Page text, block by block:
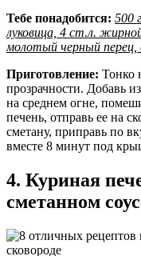
Тебе понадобится: 500
луковица, 4 ст.л.
молотый черный перец,
Приготовление: Тонко
прозрачности. Добавь
на среднем огне,
печень, отправь ее на
сметану, приправь по
вместе 8 минут под
4. Куриная
сметанном